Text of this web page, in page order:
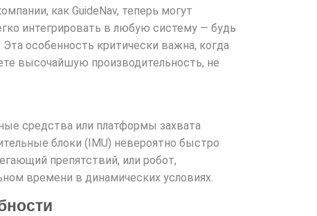
как GuideNav, теперь могут
интегрировать в любую систему — будь
особенность критически важна, когда
высочайшую производительность, не
средства или платформы захвата
блоки (IMU) невероятно быстро
препятствий, или робот,
времени в динамических условиях.